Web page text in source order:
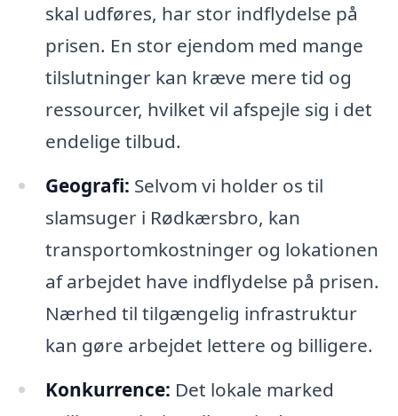
skal udføres, har stor indflydelse på
prisen. En stor ejendom med mange
tilslutninger kan kræve mere tid og
ressourcer, hvilket vil afspejle sig i det
endelige tilbud.
Geografi: Selvom vi holder os til
slamsuger i Rødkærsbro, kan
transportomkostninger og lokationen
af arbejdet have indflydelse på prisen.
Nærhed til tilgængelig infrastruktur
kan gøre arbejdet lettere og billigere.
Konkurrence: Det lokale marked